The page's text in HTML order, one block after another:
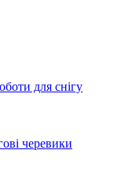
для снігу
черевики